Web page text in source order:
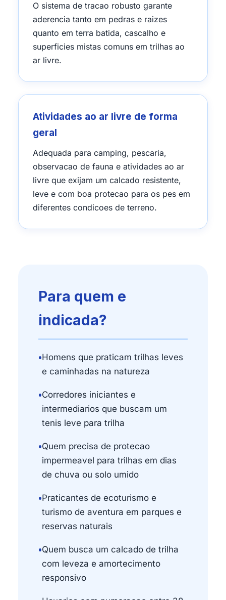
O sistema de tracao robusto garante
aderencia tanto em pedras e raizes
quanto em terra batida, cascalho e
superficies mistas comuns em trilhas ao
ar livre.
Atividades ao ar livre de forma
geral
Adequada para camping, pescaria,
observacao de fauna e atividades ao ar
livre que exijam um calcado resistente,
leve e com boa protecao para os pes em
diferentes condicoes de terreno.
Para quem e
indicada?
•Homens que praticam trilhas leves
e caminhadas na natureza
•Corredores iniciantes e
intermediarios que buscam um
tenis leve para trilha
•Quem precisa de protecao
impermeavel para trilhas em dias
de chuva ou solo umido
•Praticantes de ecoturismo e
turismo de aventura em parques e
reservas naturais
•Quem busca um calcado de trilha
com leveza e amortecimento
responsivo